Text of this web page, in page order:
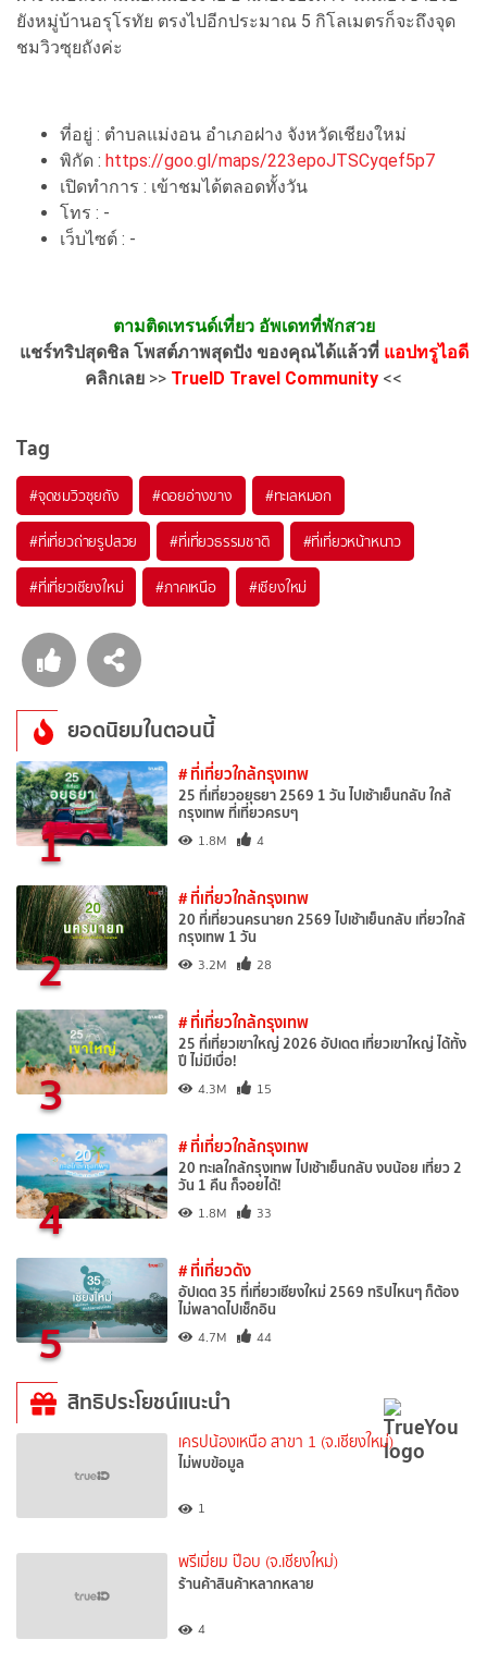
ยังหมู่บ้านอรุโรทัย ตรงไปอีกประมาณ 5 กิโลเมตรก็จะถึงจุด
ชมวิวซุยถังค่ะ
ที่อยู่ : ตำบลแม่งอน อำเภอฝาง จังหวัดเชียงใหม่
พิกัด : https://goo.gl/maps/223epoJTSCyqef5p7
เปิดทำการ : เข้าชมได้ตลอดทั้งวัน
โทร : -
เว็บไซต์ : -
ตามติดเทรนด์เที่ยว อัพเดทที่พักสวย
แชร์ทริปสุดชิล โพสต์ภาพสุดปัง ของคุณได้แล้วที่ แอปทรูไอดี
คลิกเลย >> TrueID Travel Community <<
Tag
#จุดชมวิวซุยถัง #ดอยอ่างขาง #ทะเลหมอก
#ที่เที่ยวถ่ายรูปสวย #ที่เที่ยวธรรมชาติ #ที่เที่ยวหน้าหนาว
#ที่เที่ยวเชียงใหม่ #ภาคเหนือ #เชียงใหม่
ยอดนิยมในตอนนี้
1
# ที่เที่ยวใกล้กรุงเทพ
25 ที่เที่ยวอยุธยา 2569 1 วัน ไปเช้าเย็นกลับ ใกล้
กรุงเทพ ที่เที่ยวครบๆ
1.8M 4
2
# ที่เที่ยวใกล้กรุงเทพ
20 ที่เที่ยวนครนายก 2569 ไปเช้าเย็นกลับ เที่ยวใกล้
กรุงเทพ 1 วัน
3.2M 28
3
# ที่เที่ยวใกล้กรุงเทพ
25 ที่เที่ยวเขาใหญ่ 2026 อัปเดต เที่ยวเขาใหญ่ ได้ทั้ง
ปี ไม่มีเบื่อ!
4.3M 15
4
# ที่เที่ยวใกล้กรุงเทพ
20 ทะเลใกล้กรุงเทพ ไปเช้าเย็นกลับ งบน้อย เที่ยว 2
วัน 1 คืน ก็จอยได้!
1.8M 33
5
# ที่เที่ยวดัง
อัปเดต 35 ที่เที่ยวเชียงใหม่ 2569 ทริปไหนๆ ก็ต้อง
ไม่พลาดไปเช็กอิน
4.7M 44
สิทธิประโยชน์แนะนำ
เครปน้องเหนือ สาขา 1 (จ.เชียงใหม่)
ไม่พบข้อมูล
1
พรีเมี่ยม ป๊อบ (จ.เชียงใหม่)
ร้านค้าสินค้าหลากหลาย
4